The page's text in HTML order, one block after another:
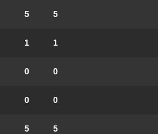
5
5
1
1
0
0
0
0
5
5